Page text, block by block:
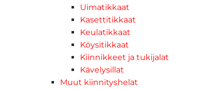
Uimatikkaat
Kasettitikkaat
Keulatikkaat
Köysitikkaat
Kiinnikkeet ja tukijalat
Kävelysillat
Muut kiinnityshelat